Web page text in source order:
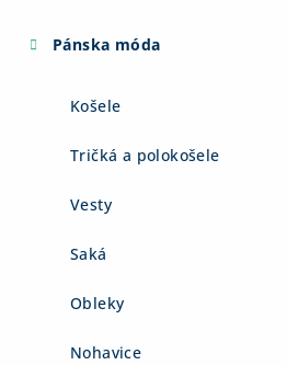
Pánska móda
Košele
Tričká a polokošele
Vesty
Saká
Obleky
Nohavice